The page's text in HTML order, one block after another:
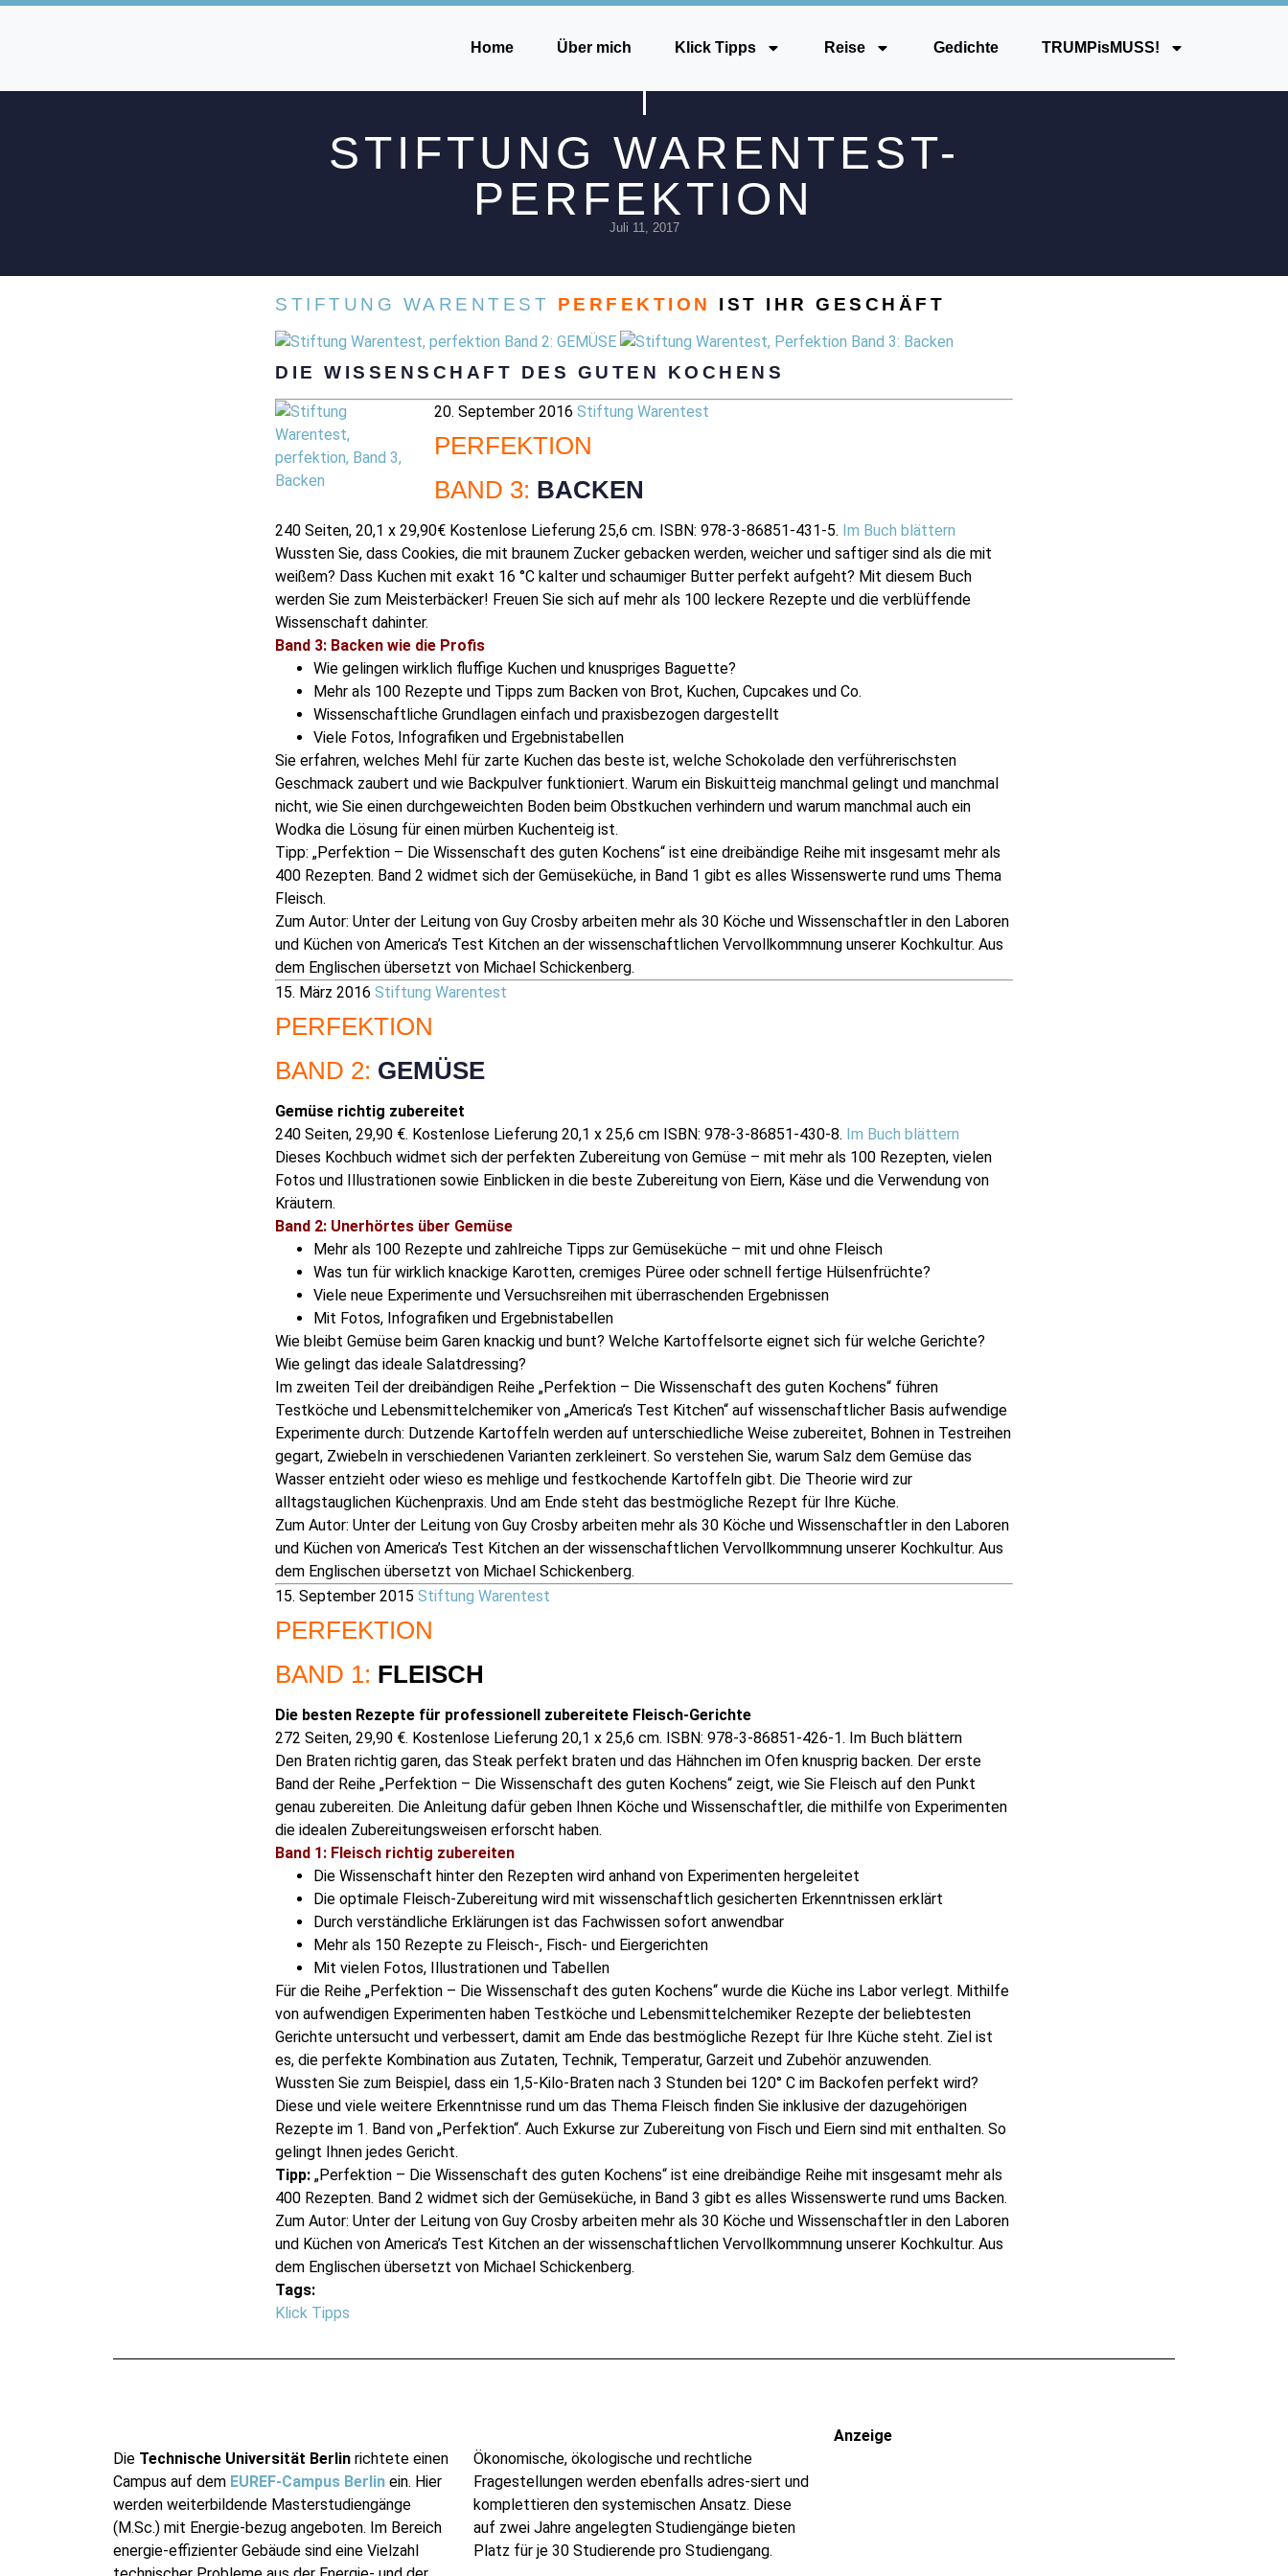
Home Über mich Klick Tipps Reise Gedichte TRUMPisMUSS!
STIFTUNG WARENTEST-
PERFEKTION
Juli 11, 2017
STIFTUNG WARENTEST PERFEKTION IST IHR GESCHÄFT
DIE WISSENSCHAFT DES GUTEN KOCHENS
20. September 2016 Stiftung Warentest
PERFEKTION
BAND 3: BACKEN
240 Seiten, 20,1 x 29,90€ Kostenlose Lieferung 25,6 cm. ISBN: 978-3-86851-431-5. Im Buch blättern
Wussten Sie, dass Cookies, die mit braunem Zucker gebacken werden, weicher und saftiger sind als die mit
weißem? Dass Kuchen mit exakt 16 °C kalter und schaumiger Butter perfekt aufgeht? Mit diesem Buch
werden Sie zum Meisterbäcker! Freuen Sie sich auf mehr als 100 leckere Rezepte und die verblüffende
Wissenschaft dahinter.
Band 3: Backen wie die Profis
Wie gelingen wirklich fluffige Kuchen und knuspriges Baguette?
Mehr als 100 Rezepte und Tipps zum Backen von Brot, Kuchen, Cupcakes und Co.
Wissenschaftliche Grundlagen einfach und praxisbezogen dargestellt
Viele Fotos, Infografiken und Ergebnistabellen
Sie erfahren, welches Mehl für zarte Kuchen das beste ist, welche Schokolade den verführerischsten
Geschmack zaubert und wie Backpulver funktioniert. Warum ein Biskuitteig manchmal gelingt und manchmal
nicht, wie Sie einen durchgeweichten Boden beim Obstkuchen verhindern und warum manchmal auch ein
Wodka die Lösung für einen mürben Kuchenteig ist.
Tipp: „Perfektion – Die Wissenschaft des guten Kochens“ ist eine dreibändige Reihe mit insgesamt mehr als
400 Rezepten. Band 2 widmet sich der Gemüseküche, in Band 1 gibt es alles Wissenswerte rund ums Thema
Fleisch.
Zum Autor: Unter der Leitung von Guy Crosby arbeiten mehr als 30 Köche und Wissenschaftler in den Laboren
und Küchen von America’s Test Kitchen an der wissenschaftlichen Vervollkommnung unserer Kochkultur. Aus
dem Englischen übersetzt von Michael Schickenberg.
15. März 2016 Stiftung Warentest
PERFEKTION
BAND 2: GEMÜSE
Gemüse richtig zubereitet
240 Seiten, 29,90 €. Kostenlose Lieferung 20,1 x 25,6 cm ISBN: 978-3-86851-430-8. Im Buch blättern
Dieses Kochbuch widmet sich der perfekten Zubereitung von Gemüse – mit mehr als 100 Rezepten, vielen
Fotos und Illustrationen sowie Einblicken in die beste Zubereitung von Eiern, Käse und die Verwendung von
Kräutern.
Band 2: Unerhörtes über Gemüse
Mehr als 100 Rezepte und zahlreiche Tipps zur Gemüseküche – mit und ohne Fleisch
Was tun für wirklich knackige Karotten, cremiges Püree oder schnell fertige Hülsenfrüchte?
Viele neue Experimente und Versuchsreihen mit überraschenden Ergebnissen
Mit Fotos, Infografiken und Ergebnistabellen
Wie bleibt Gemüse beim Garen knackig und bunt? Welche Kartoffelsorte eignet sich für welche Gerichte?
Wie gelingt das ideale Salatdressing?
Im zweiten Teil der dreibändigen Reihe „Perfektion – Die Wissenschaft des guten Kochens“ führen
Testköche und Lebensmittelchemiker von „America’s Test Kitchen“ auf wissenschaftlicher Basis aufwendige
Experimente durch: Dutzende Kartoffeln werden auf unterschiedliche Weise zubereitet, Bohnen in Testreihen
gegart, Zwiebeln in verschiedenen Varianten zerkleinert. So verstehen Sie, warum Salz dem Gemüse das
Wasser entzieht oder wieso es mehlige und festkochende Kartoffeln gibt. Die Theorie wird zur
alltagstauglichen Küchenpraxis. Und am Ende steht das bestmögliche Rezept für Ihre Küche.
Zum Autor: Unter der Leitung von Guy Crosby arbeiten mehr als 30 Köche und Wissenschaftler in den Laboren
und Küchen von America’s Test Kitchen an der wissenschaftlichen Vervollkommnung unserer Kochkultur. Aus
dem Englischen übersetzt von Michael Schickenberg.
15. September 2015 Stiftung Warentest
PERFEKTION
BAND 1: FLEISCH
Die besten Rezepte für professionell zubereitete Fleisch-Gerichte
272 Seiten, 29,90 €. Kostenlose Lieferung 20,1 x 25,6 cm. ISBN: 978-3-86851-426-1. Im Buch blättern
Den Braten richtig garen, das Steak perfekt braten und das Hähnchen im Ofen knusprig backen. Der erste
Band der Reihe „Perfektion – Die Wissenschaft des guten Kochens“ zeigt, wie Sie Fleisch auf den Punkt
genau zubereiten. Die Anleitung dafür geben Ihnen Köche und Wissenschaftler, die mithilfe von Experimenten
die idealen Zubereitungsweisen erforscht haben.
Band 1: Fleisch richtig zubereiten
Die Wissenschaft hinter den Rezepten wird anhand von Experimenten hergeleitet
Die optimale Fleisch-Zubereitung wird mit wissenschaftlich gesicherten Erkenntnissen erklärt
Durch verständliche Erklärungen ist das Fachwissen sofort anwendbar
Mehr als 150 Rezepte zu Fleisch-, Fisch- und Eiergerichten
Mit vielen Fotos, Illustrationen und Tabellen
Für die Reihe „Perfektion – Die Wissenschaft des guten Kochens“ wurde die Küche ins Labor verlegt. Mithilfe
von aufwendigen Experimenten haben Testköche und Lebensmittelchemiker Rezepte der beliebtesten
Gerichte untersucht und verbessert, damit am Ende das bestmögliche Rezept für Ihre Küche steht. Ziel ist
es, die perfekte Kombination aus Zutaten, Technik, Temperatur, Garzeit und Zubehör anzuwenden.
Wussten Sie zum Beispiel, dass ein 1,5-Kilo-Braten nach 3 Stunden bei 120° C im Backofen perfekt wird?
Diese und viele weitere Erkenntnisse rund um das Thema Fleisch finden Sie inklusive der dazugehörigen
Rezepte im 1. Band von „Perfektion“. Auch Exkurse zur Zubereitung von Fisch und Eiern sind mit enthalten. So
gelingt Ihnen jedes Gericht.
Tipp: „Perfektion – Die Wissenschaft des guten Kochens“ ist eine dreibändige Reihe mit insgesamt mehr als
400 Rezepten. Band 2 widmet sich der Gemüseküche, in Band 3 gibt es alles Wissenswerte rund ums Backen.
Zum Autor: Unter der Leitung von Guy Crosby arbeiten mehr als 30 Köche und Wissenschaftler in den Laboren
und Küchen von America’s Test Kitchen an der wissenschaftlichen Vervollkommnung unserer Kochkultur. Aus
dem Englischen übersetzt von Michael Schickenberg.
Tags:
Klick Tipps
Die Technische Universität Berlinrichtete einen
Campus auf dem EUREF-Campus Berlinein. Hier
werden weiterbildende Masterstudiengänge
(M.Sc.) mit Energie-bezug angeboten. Im Bereich
energie-effizienter Gebäude sind eine Vielzahl
Ökonomische, ökologische und rechtliche
Fragestellungen werden ebenfalls adres-siert und
komplettieren den systemischen Ansatz. Diese
auf zwei Jahre angelegten Studiengänge bieten
Platz für je 30 Studierende pro Studiengang.
Anzeige